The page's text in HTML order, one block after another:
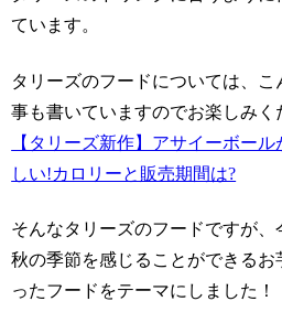
ています。
タリーズのフードについては、こ
事も書いていますのでお楽しみく
【タリーズ新作】アサイーボール
しい!カロリーと販売期間は?
そんなタリーズのフードですが、
秋の季節を感じることができるお
ったフードをテーマにしました！